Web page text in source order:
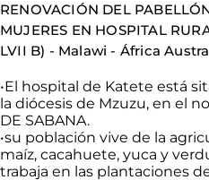
RENOVACIÓN DEL
MUJERES EN HOSPITAL
LVII B) - Malawi- África
•El hospital de Katete está
la diócesis de Mzuzu, en el
DE SABANA.
•su población vive de la
maíz, cacahuete, yuca y
trabaja en las plantaciones